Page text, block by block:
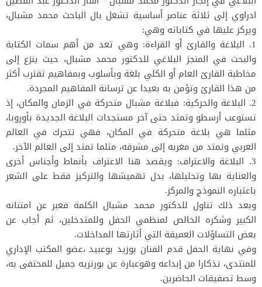
ادراوي إلى ثلاثة عناصر أساسية تشغل بال الباحث محمد مشبال،
ويركز عليها في كتاباته وهي:
1. البلاغة والقارئ أو القراءة: وهي تعد من أهم سمات الكتابة
والبحث في المنجز البلاغي للدكتور محمد مشبال، حيث ينزع إلى
مخاطبة القارئ العام أو الكلي بلغة وبأسلوب وبمفاهيم تقترب أكثر
من هذا القارئ وتؤمن به بعيدا عن ترسانة المفاهيم المجردة.
2. البلاغة والحركية: فبلاغة مشبال متحركة في الزمان والمكان، إذ
تستوعب أرسطو وتمتد حتى آخر مستجدات البلاغة الجديدة بأوروبا،
مثلما هي بلاغة متحركة في المكان، فهي تتحرك في العالم
العربي وتمتد من مغربه إلى مشرقه، مثلما تمتد إلى العالم الآخر.
3. البلاغة والاعتراف: ويقصد هنا الاعتراف بأنماط وأجناس أخرى
والعناية بها وتحليلها، بدل تهميشها والتركيز فقط على الشعر
باعتباره النموذج والمركز.
وبعد ذلك تناول للدكتور محمد مشبال الكلمة فعبر عن امتنانه
الكبير وشكره الخالص لمنظمي الحفل وللمتدخلين، ثم أجاب عن
بعض التساؤلات العميقة التي أثارتها المداخلات.
وفي نهاية الحفل قدم الفنان بوزيد بوعبيد ،عضو المكتب الإداري
للمنتدى، تذكارا من إبداعه وهوعبارة عن بورتريه جميل للمحتفى به،
وسط تصفيقات الحاضرين.